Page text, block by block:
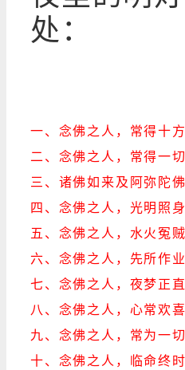
处：
一、念佛之人，常得十
二、念佛之人，常得一
三、诸佛如来及阿弥陀
四、念佛之人，光明照
五、念佛之人，水火冤
六、念佛之人，先所作
七、念佛之人，夜梦正
八、念佛之人，心常欢
九、念佛之人，常为一
十、念佛之人，临命终